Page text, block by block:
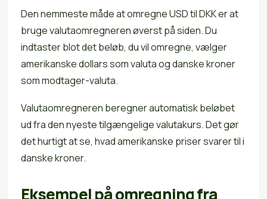
Den nemmeste måde at omregne USD til DKK er at
bruge valutaomregneren øverst på siden. Du
indtaster blot det beløb, du vil omregne, vælger
amerikanske dollars som valuta og danske kroner
som modtager-valuta.
Valutaomregneren beregner automatisk beløbet
ud fra den nyeste tilgængelige valutakurs. Det gør
det hurtigt at se, hvad amerikanske priser svarer til i
danske kroner.
Eksempel på omregning fra